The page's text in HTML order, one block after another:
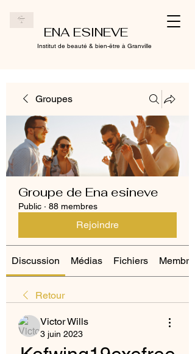
ENA ESINEVE
Institut de beauté & bien-être à Granville
Groupes
Groupe de Ena esineve
Public · 88 membres
Rejoindre
Discussion Médias Fichiers Membres
Retour
Victor Wills
3 juin 2023